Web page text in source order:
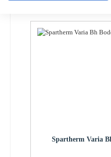
Spartherm Varia